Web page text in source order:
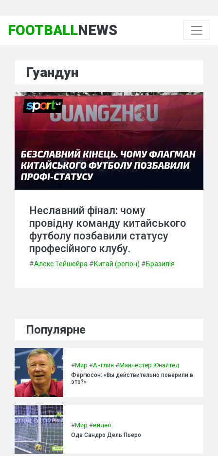
FOOTBALLNEWS
Гуандун
Неславний фінал: чому
провідну команду китайського
футболу позбавили статусу
професійного клубу.
#Алекс Тейшейра #Китай (регіон) #Бразилія
Популярне
#Мир #Англия #Манчестер Юнайтед
Фергюсон: «Вы действительно поверили в
это?»
#Мир #видео
Ода Сандро Дель Пьеро